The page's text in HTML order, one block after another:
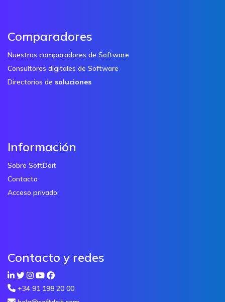
Comparadores
Nuestros comparadores de Software
Consultores digitales de Software
Directorios de soluciones
Información
Sobre SoftDoit
Contacto
Acceso privado
Contacto y redes
+34 91 198 20 00